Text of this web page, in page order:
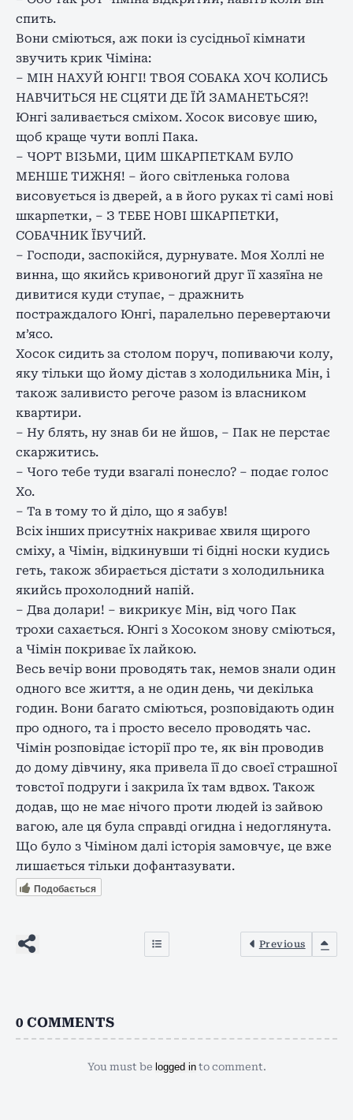
спить.
Вони сміються, аж поки із сусідньої кімнати
звучить крик Чіміна:
– МІН НАХУЙ ЮНГІ! ТВОЯ СОБАКА ХОЧ КОЛИСЬ
НАВЧИТЬСЯ НЕ СЦЯТИ ДЕ ЇЙ ЗАМАНЕТЬСЯ?!
Юнгі заливається сміхом. Хосок висовує шию,
щоб краще чути воплі Пака.
– ЧОРТ ВІЗЬМИ, ЦИМ ШКАРПЕТКАМ БУЛО
МЕНШЕ ТИЖНЯ! – його світленька голова
висовується із дверей, а в його руках ті самі нові
шкарпетки, – З ТЕБЕ НОВІ ШКАРПЕТКИ,
СОБАЧНИК ЇБУЧИЙ.
– Господи, заспокійся, дурнувате. Моя Холлі не
винна, що якийсь кривоногий друг її хазяїна не
дивитися куди ступає, – дражнить
постраждалого Юнгі, паралельно перевертаючи
м’ясо.
Хосок сидить за столом поруч, попиваючи колу,
яку тільки що йому дістав з холодильника Мін, і
також заливисто регоче разом із власником
квартири.
– Ну блять, ну знав би не йшов, – Пак не перстає
скаржитись.
– Чого тебе туди взагалі понесло? – подає голос
Хо.
– Та в тому то й діло, що я забув!
Всіх інших присутніх накриває хвиля щирого
сміху, а Чімін, відкинувши ті бідні носки кудись
геть, також збирається дістати з холодильника
якийсь прохолодний напій.
– Два долари! – викрикує Мін, від чого Пак
трохи сахається. Юнгі з Хосоком знову сміються,
а Чімін покриває їх лайкою.
Весь вечір вони проводять так, немов знали один
одного все життя, а не один день, чи декілька
годин. Вони багато сміються, розповідають один
про одного, та і просто весело проводять час.
Чімін розповідає історії про те, як він проводив
до дому дівчину, яка привела її до своєї страшної
товстої подруги і закрила їх там вдвох. Також
додав, що не має нічого проти людей із зайвою
вагою, але ця була справді огидна і недоглянута.
Що було з Чіміном далі історія замовчує, це вже
лишається тільки дофантазувати.
Подобається
Previous
0 COMMENTS
You must be logged into comment.